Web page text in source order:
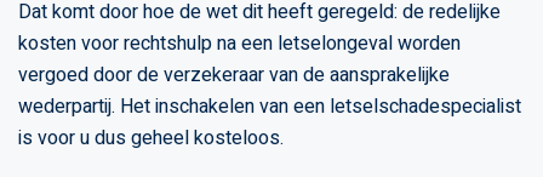
Dat komt door hoe de wet dit heeft geregeld: de redelijke
kosten voor rechtshulp na een letselongeval worden
vergoed door de verzekeraar van de aansprakelijke
wederpartij. Het inschakelen van een letselschadespecialist
is voor u dus geheel kosteloos.